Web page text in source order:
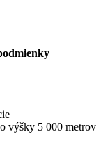
výšky 5 000 metrov